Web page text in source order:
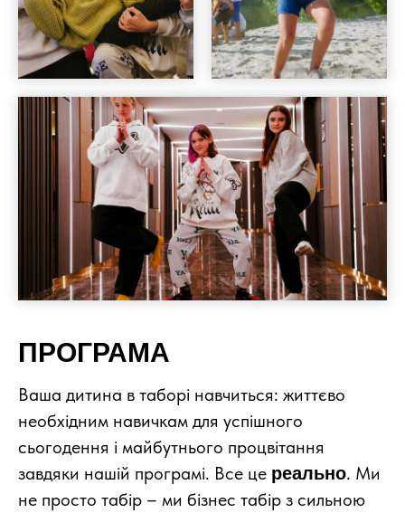
ПРОГРАМА
Ваша дитина в таборі навчиться: життєво
необхідним навичкам для успішного
сьогодення і майбутнього процвітання
завдяки нашій програмі. Все це реально. Ми
не просто табір – ми бізнес табір з сильною